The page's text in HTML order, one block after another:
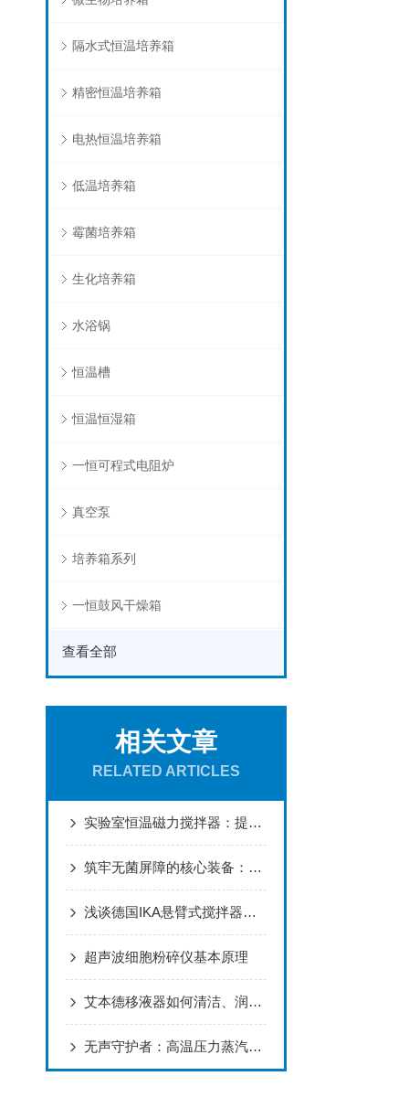
隔水式恒温培养箱
精密恒温培养箱
电热恒温培养箱
低温培养箱
霉菌培养箱
生化培养箱
水浴锅
恒温槽
恒温恒湿箱
一恒可程式电阻炉
真空泵
培养箱系列
一恒鼓风干燥箱
查看全部
相关文章
RELATED ARTICLES
实验室恒温磁力搅拌器：提升实验效率的工具
筑牢无菌屏障的核心装备：高温压力蒸汽灭菌器的机理与安全管理
浅谈德国IKA悬臂式搅拌器在生产工艺中的应用
超声波细胞粉碎仪基本原理
艾本德移液器如何清洁、润滑、消毒和自检？
无声守护者：高温压力蒸汽灭菌器的科技密码与生命防线